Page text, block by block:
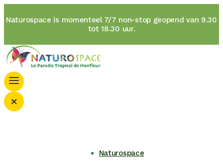
Naturospace is momenteel 7/7 non-stop geopend van 9.30
tot 18.30 uur.
×
Naturospace